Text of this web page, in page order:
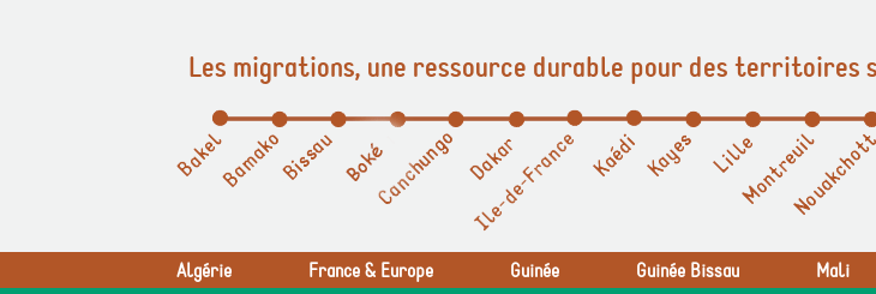
Les migrations, une ressource durable pour des territoires
Algérie France & Europe Guinée Guinée Bissau Mali